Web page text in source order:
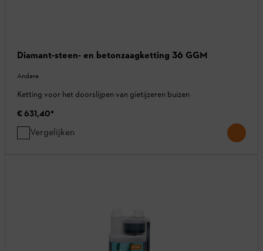
Diamant-steen- en betonzaagketting 36 GGM
Andere
Ketting voor het doorslijpen van gietijzeren buizen
€ 631,40*
Vergelijken